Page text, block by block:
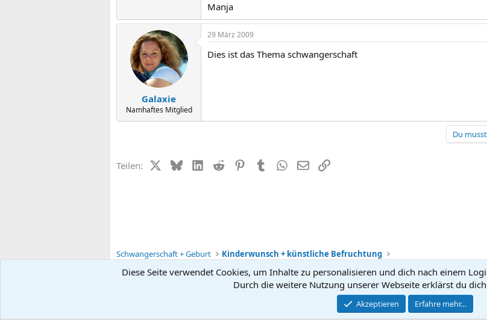
Manja
Galaxie
Namhaftes Mitglied
29 März 2009
Dies ist das Thema schwangerschaft
Du
Teilen: X (Twitter)
BlueskyLinkedIn
Reddit PinterestTumblrWhatsApp
E-MailLink
Schwangerschaft + Geburt Kinderwunsch + künstliche Befruchtung
Community platform by XenForo ® © 2010-2026 XenForo
Diese Seite verwendet Cookies, um Inhalte zu personalisieren und dich nach einem
Durch die weitere Nutzung unserer Webseite erklärst du
Akzeptieren Erfahre mehr…